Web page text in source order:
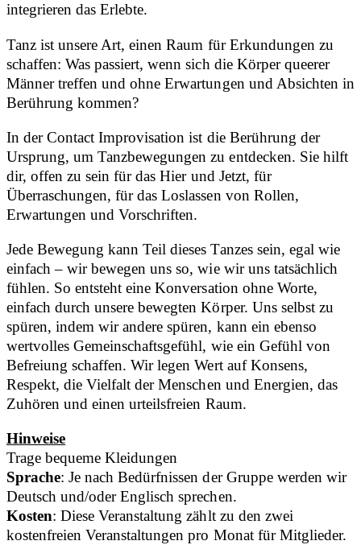
integrieren das Erlebte.
Tanz ist unsere Art, einen Raum für Erkundungen zu
schaffen: Was passiert, wenn sich die Körper queerer
Männer treffen und ohne Erwartungen und Absichten in
Berührung kommen?
In der Contact Improvisation ist die Berührung der
Ursprung, um Tanzbewegungen zu entdecken. Sie hilft
dir, offen zu sein für das Hier und Jetzt, für
Überraschungen, für das Loslassen von Rollen,
Erwartungen und Vorschriften.
Jede Bewegung kann Teil dieses Tanzes sein, egal wie
einfach – wir bewegen uns so, wie wir uns tatsächlich
fühlen. So entsteht eine Konversation ohne Worte,
einfach durch unsere bewegten Körper. Uns selbst zu
spüren, indem wir andere spüren, kann ein ebenso
wertvolles Gemeinschaftsgefühl, wie ein Gefühl von
Befreiung schaffen. Wir legen Wert auf Konsens,
Respekt, die Vielfalt der Menschen und Energien, das
Zuhören und einen urteilsfreien Raum.
Hinweise
Trage bequeme Kleidungen
Sprache: Je nach Bedürfnissen der Gruppe werden wir
Deutsch und/oder Englisch sprechen.
Kosten: Diese Veranstaltung zählt zu den zwei
kostenfreien Veranstaltungen pro Monat für Mitglieder.